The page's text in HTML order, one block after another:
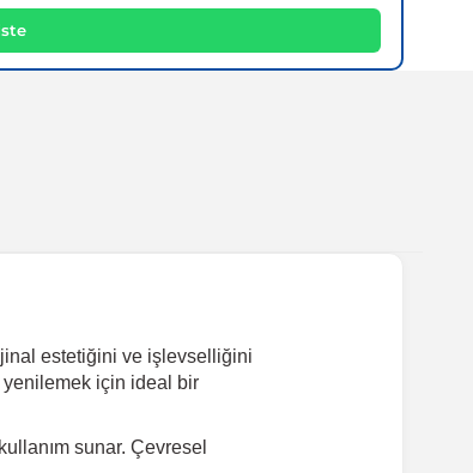
estetiğini ve işlevselliğini
yenilemek için ideal bir
sunar. Çevresel